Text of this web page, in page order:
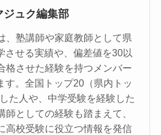
ジュク編集部
、塾講師や家庭教師として県
させる実績や、偏差値を30以
格させた経験を持つメンバー
す。全国トップ20（県内トッ
た人や、中学受験を経験した
師としての経験も踏まえて、
高校受験に役立つ情報を発信